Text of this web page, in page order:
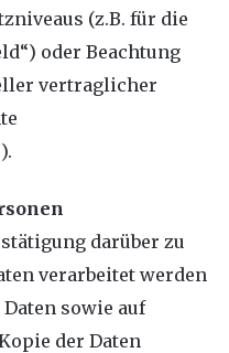
(z.B. für die
oder Beachtung
vertraglicher
darüber zu
verarbeitet werden
sowie auf
der Daten